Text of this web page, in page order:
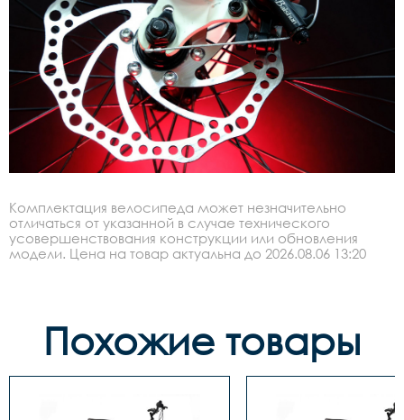
Комплектация велосипеда может незначительно
отличаться от указанной в случае технического
усовершенствования конструкции или обновления
модели. Цена на товар актуальна до 2026.08.06 13:20
Похожие товары